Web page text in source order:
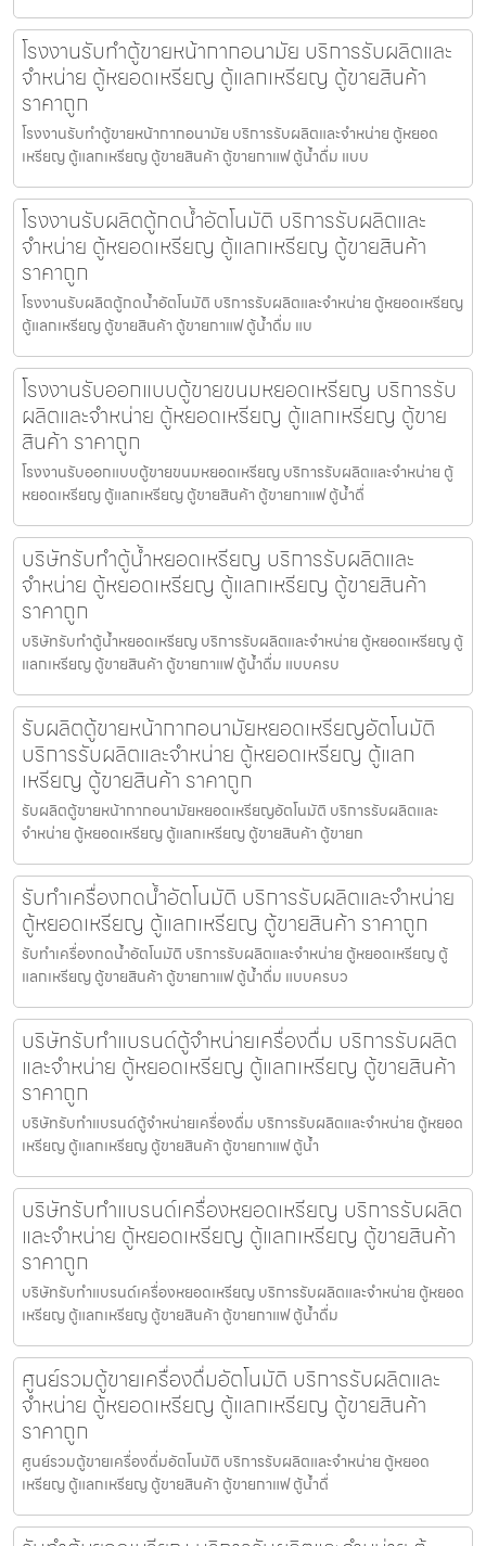
โรงงานรับทำตู้ขายหน้ากากอนามัย บริการรับผลิตและ
จำหน่าย ตู้หยอดเหรียญ ตู้แลกเหรียญ ตู้ขายสินค้า
ราคาถูก
โรงงานรับทำตู้ขายหน้ากากอนามัย บริการรับผลิตและจำหน่าย ตู้หยอด
เหรียญ ตู้แลกเหรียญ ตู้ขายสินค้า ตู้ขายกาแฟ ตู้น้ำดื่ม แบบ
โรงงานรับผลิตตู้กดน้ำ​อัตโนมัติ บริการรับผลิตและ
จำหน่าย ตู้หยอดเหรียญ ตู้แลกเหรียญ ตู้ขายสินค้า
ราคาถูก
โรงงานรับผลิตตู้กดน้ำ​อัตโนมัติ บริการรับผลิตและจำหน่าย ตู้หยอดเหรียญ
ตู้แลกเหรียญ ตู้ขายสินค้า ตู้ขายกาแฟ ตู้น้ำดื่ม แบ
โรงงานรับออกแบบตู้ขายขนมหยอดเหรียญ​ บริการรับ
ผลิตและจำหน่าย ตู้หยอดเหรียญ ตู้แลกเหรียญ ตู้ขาย
สินค้า ราคาถูก
โรงงานรับออกแบบตู้ขายขนมหยอดเหรียญ​ บริการรับผลิตและจำหน่าย ตู้
หยอดเหรียญ ตู้แลกเหรียญ ตู้ขายสินค้า ตู้ขายกาแฟ ตู้น้ำดื่
บริษัทรับทำตู้น้ำหยอดเหรียญ บริการรับผลิตและ
จำหน่าย ตู้หยอดเหรียญ ตู้แลกเหรียญ ตู้ขายสินค้า
ราคาถูก
บริษัทรับทำตู้น้ำหยอดเหรียญ บริการรับผลิตและจำหน่าย ตู้หยอดเหรียญ ตู้
แลกเหรียญ ตู้ขายสินค้า ตู้ขายกาแฟ ตู้น้ำดื่ม แบบครบ
รับผลิตตู้ขายหน้ากากอนามัยหยอดเหรียญ​​​อัตโนมัติ
บริการรับผลิตและจำหน่าย ตู้หยอดเหรียญ ตู้แลก
เหรียญ ตู้ขายสินค้า ราคาถูก
รับผลิตตู้ขายหน้ากากอนามัยหยอดเหรียญ​​​อัตโนมัติ บริการรับผลิตและ
จำหน่าย ตู้หยอดเหรียญ ตู้แลกเหรียญ ตู้ขายสินค้า ตู้ขายก
รับทำเครื่องกดน้ำอัตโนมัติ บริการรับผลิตและจำหน่าย
ตู้หยอดเหรียญ ตู้แลกเหรียญ ตู้ขายสินค้า ราคาถูก
รับทำเครื่องกดน้ำอัตโนมัติ บริการรับผลิตและจำหน่าย ตู้หยอดเหรียญ ตู้
แลกเหรียญ ตู้ขายสินค้า ตู้ขายกาแฟ ตู้น้ำดื่ม แบบครบว
บริษัทรับทำแบรนด์ตู้จำหน่ายเครื่องดื่ม บริการรับผลิต
และจำหน่าย ตู้หยอดเหรียญ ตู้แลกเหรียญ ตู้ขายสินค้า
ราคาถูก
บริษัทรับทำแบรนด์ตู้จำหน่ายเครื่องดื่ม บริการรับผลิตและจำหน่าย ตู้หยอด
เหรียญ ตู้แลกเหรียญ ตู้ขายสินค้า ตู้ขายกาแฟ ตู้น้ำ
บริษัทรับทำแบรนด์เครื่องหยอดเหรียญ บริการรับผลิต
และจำหน่าย ตู้หยอดเหรียญ ตู้แลกเหรียญ ตู้ขายสินค้า
ราคาถูก
บริษัทรับทำแบรนด์เครื่องหยอดเหรียญ บริการรับผลิตและจำหน่าย ตู้หยอด
เหรียญ ตู้แลกเหรียญ ตู้ขายสินค้า ตู้ขายกาแฟ ตู้น้ำดื่ม
ศูนย์รวมตู้ขายเครื่องดื่ม​อัตโนมัติ บริการรับผลิตและ
จำหน่าย ตู้หยอดเหรียญ ตู้แลกเหรียญ ตู้ขายสินค้า
ราคาถูก
ศูนย์รวมตู้ขายเครื่องดื่ม​อัตโนมัติ บริการรับผลิตและจำหน่าย ตู้หยอด
เหรียญ ตู้แลกเหรียญ ตู้ขายสินค้า ตู้ขายกาแฟ ตู้น้ำดื่